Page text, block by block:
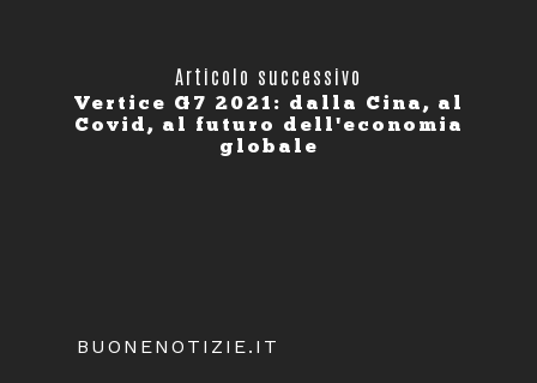
Articolo successivo
Vertice G7 2021: dalla Cina, al
Covid, al futuro dell'economia
globale
BUONENOTIZIE.IT